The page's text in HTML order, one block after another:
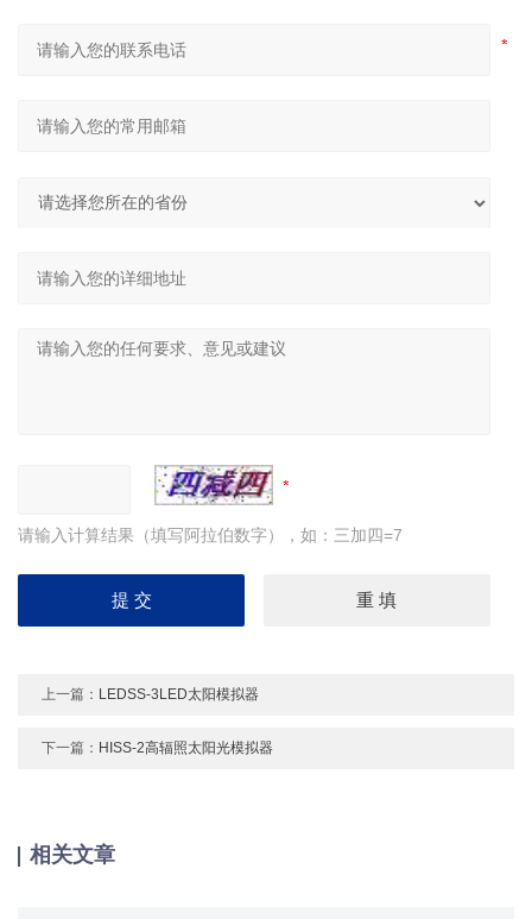
请输入计算结果（填写阿拉伯数字），如：三加四=7
上一篇： LEDSS-3LED太阳模拟器
下一篇： HISS-2高辐照太阳光模拟器
相关文章